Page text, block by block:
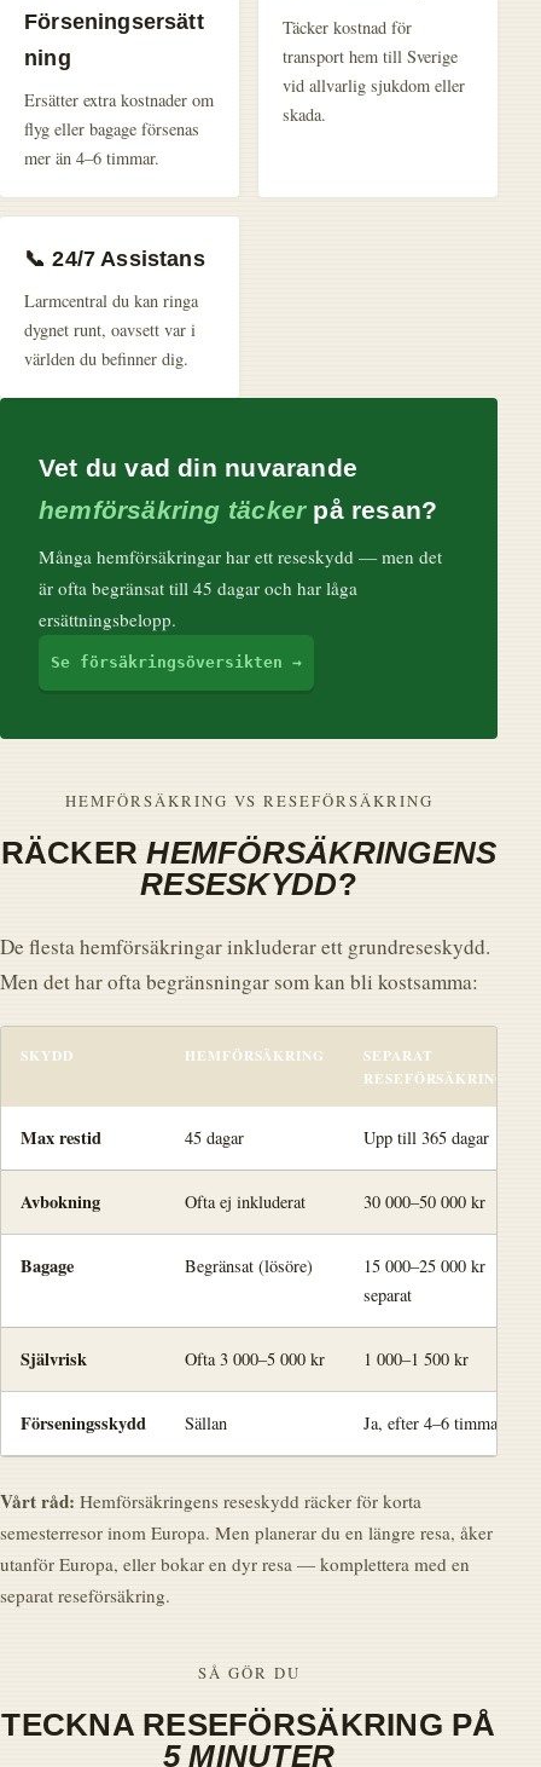
Förseningsersätt
ning
Ersätter extra kostnader om
flyg eller bagage försenas
mer än 4–6 timmar.
Täcker kostnad för
transport hem till Sverige
vid allvarlig sjukdom eller
skada.
📞 24/7 Assistans
Larmcentral du kan ringa
dygnet runt, oavsett var i
världen du befinner dig.
Vet du vad din nuvarande
hemförsäkring täckerpå resan?
Många hemförsäkringar har ett reseskydd — men det
är ofta begränsat till 45 dagar och har låga
ersättningsbelopp.
Se försäkringsöversikten →
HEMFÖRSÄKRING VS RESEFÖRSÄKRING
RÄCKERHEMFÖRSÄKRINGENS
RESESKYDD?
De flesta hemförsäkringar inkluderar ett grundreseskydd.
Men det har ofta begränsningar som kan bli kostsamma:
SKYDD HEMFÖRSÄKRING
SEPARAT
RESEFÖRSÄKRING
Max restid 45 dagar Upp till 365 dagar
Avbokning Ofta ej inkluderat 30 000–50 000 kr
Bagage Begränsat (lösöre)
15 000–25 000 kr
separat
Självrisk Ofta 3 000–5 000 kr 1 000–1 500 kr
Förseningsskydd Sällan Ja, efter 4–6 timmar
Vårt råd: Hemförsäkringens reseskydd räcker för korta
semesterresor inom Europa. Men planerar du en längre resa, åker
utanför Europa, eller bokar en dyr resa — komplettera med en
separat reseförsäkring.
SÅ GÖR DU
TECKNA RESEFÖRSÄKRING PÅ
5 MINUTER